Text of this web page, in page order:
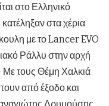
στο Ελληνικό
στα χέρια
με το Lancer EVO
Ράλλυ στην αρχή
Με τους Θέμη Χαλκιά
από έξοδο και